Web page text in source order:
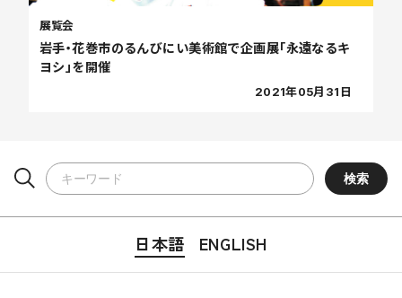
岩手・花巻市のるんびにい美術館で企画展「永遠なるキ
ヨシ」を開催
展覧会
2021年05月31日
日本語 ENGLISH